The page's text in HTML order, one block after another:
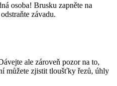
osoba! Brusku zapněte na
závadu.
ale zároveň pozor na to,
můžete zjistit tloušťky řezů, úhly